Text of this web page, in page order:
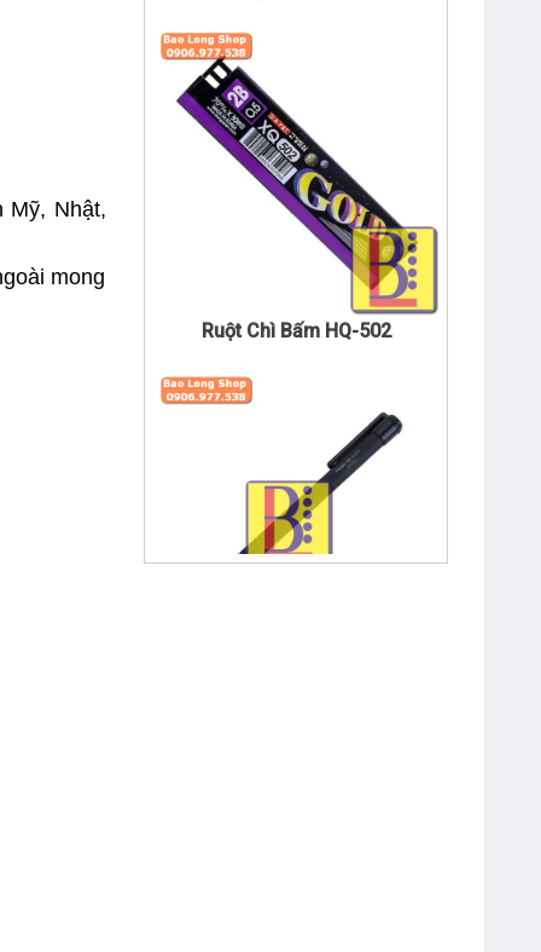
Mỹ, Nhật,
mong
Ruột Chì Bấm HQ-502
Bút Chì Kim Bấm 0.5 mm Pentel